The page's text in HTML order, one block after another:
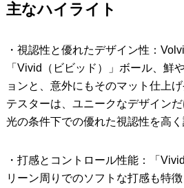
主なハイライト
・視認性と優れたデザイン性：
「Vivid（ビビッド）」ボール、鮮
ョンと、意外にもそのマット仕上
テスターは、ユニークなデザイン
光の条件下での優れた視認性を高く
・打感とコントロール性能：「
リーン周りでのソフトな打感も特
PUTTERS パター
OTHER その他
Editor’s Picks 編集部のおすすめ
Our Mission 私たちの使命